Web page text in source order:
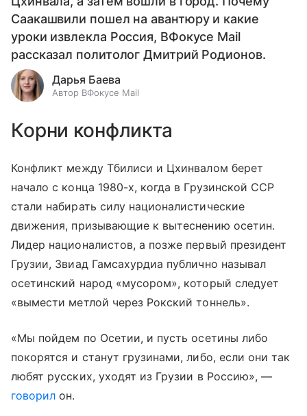
Саакашвили пошел на авантюру и какие
уроки извлекла Россия, ВФокусе Mail
рассказал политолог Дмитрий Родионов.
Дарья Баева
Автор ВФокусе Mail
Корни конфликта
Конфликт между Тбилиси и Цхинвалом берет
начало с конца 1980-х, когда в Грузинской ССР
стали набирать силу националистические
движения, призывающие к вытеснению осетин.
Лидер националистов, а позже первый президент
Грузии, Звиад Гамсахурдиа публично называл
осетинский народ «мусором», который следует
«вымести метлой через Рокский тоннель».
«Мы пойдем по Осетии, и пусть осетины либо
покорятся и станут грузинами, либо, если они так
любят русских, уходят из Грузии в Россию», —
говорил он.